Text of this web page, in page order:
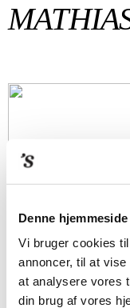
Denne
Vi bruger cookies
annoncer, til at
at analysere vores
din brug af vores